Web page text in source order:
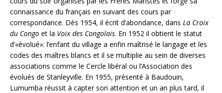
connaissance du français en suivant des cours par
correspondance. Dès 1954, il écrit d’abondance, dans La Croix
du Congo et la Voix des Congolais. En 1952 il obtient le statut
d’«évolué»: l’enfant du village a enfin maîtrisé le langage et les
codes des maîtres blancs et il se multiplie au sein de diverses
associations comme le Cercle libéral ou l’Association des
évolués de Stanleyville. En 1955, présenté à Baudouin,
Lumumba réussit à capter son attention et un an plus tard, il